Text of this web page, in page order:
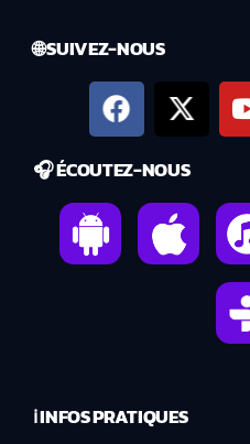
🌐 SUIVEZ-NOUS
🎧 ÉCOUTEZ-NOUS
ℹ️ INFOS PRATIQUES